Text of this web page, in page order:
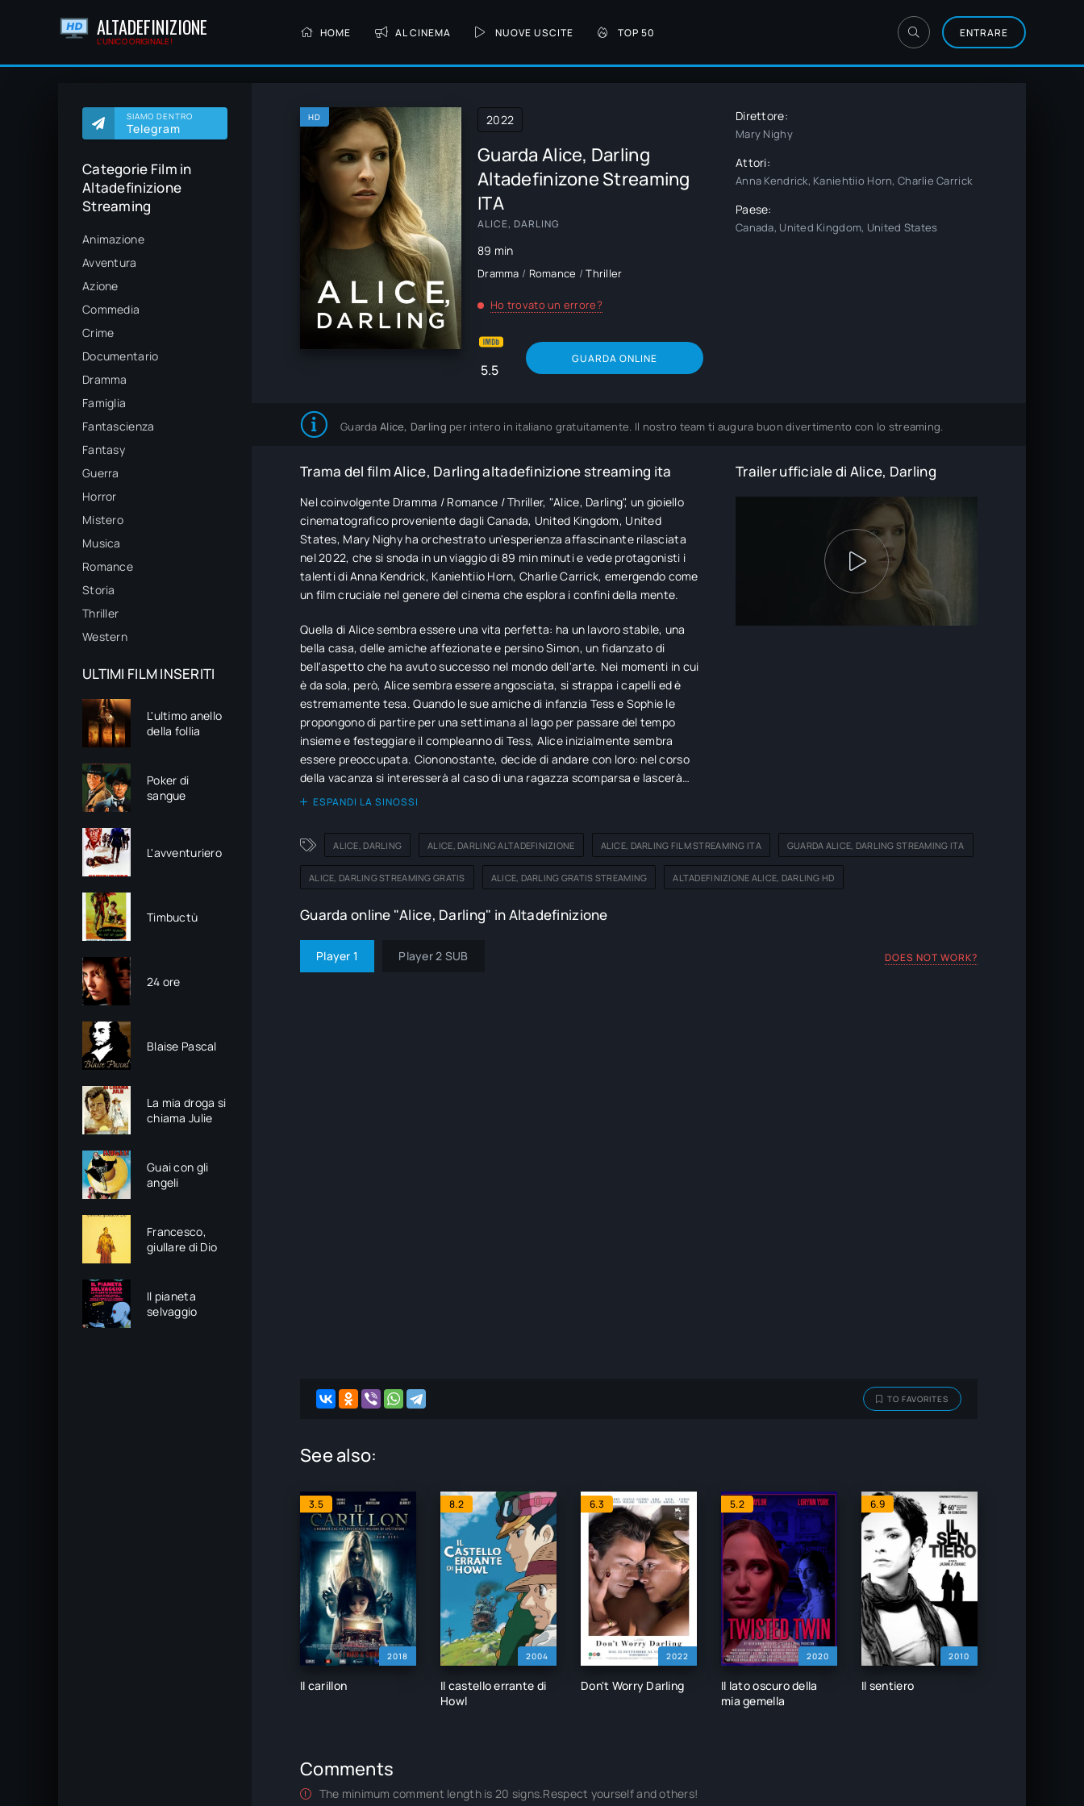
ALTADEFINIZIONE
L'UNICO ORIGINALE!
HOME AL CINEMA NUOVE USCITE TOP 50 ENTRARE
SIAMO DENTRO
Telegram
Categorie Film in
Altadefinizione
Streaming
Animazione
Avventura
Azione
Commedia
Crime
Documentario
Dramma
Famiglia
Fantascienza
Fantasy
Guerra
Horror
Mistero
Musica
Romance
Storia
Thriller
Western
ULTIMI FILM INSERITI
L'ultimo anello
della follia
Poker di
sangue
L'avventuriero
Timbuctù
24 ore
Blaise Pascal
La mia droga si
chiama Julie
Guai con gli
angeli
Francesco,
giullare di Dio
Il pianeta
selvaggio
HD
Guarda Alice, Darling
Altadefinizone Streaming
ITA
ALICE, DARLING
89 min
Dramma / Romance /Thriller
2022
Ho trovato un errore?
5.5
GUARDA ONLINE
Direttore:
Mary Nighy
Attori:
Anna Kendrick, Kaniehtiio Horn, Charlie Carrick
Paese:
Canada, United Kingdom, United States
Guarda Alice, Darling per intero in italiano gratuitamente. Il nostro team ti augura buon divertimento con lo streaming.
Trama del film Alice, Darling altadefinizione streaming ita
Nel coinvolgente Dramma / Romance / Thriller, "Alice, Darling", un gioiello
cinematografico proveniente dagli Canada, United Kingdom, United
States, Mary Nighy ha orchestrato un'esperienza affascinante rilasciata
nel 2022, che si snoda in un viaggio di 89 min minuti e vede protagonisti i
talenti di Anna Kendrick, Kaniehtiio Horn, Charlie Carrick, emergendo come
un film cruciale nel genere del cinema che esplora i confini della mente.
Quella di Alice sembra essere una vita perfetta: ha un lavoro stabile, una
bella casa, delle amiche affezionate e persino Simon, un fidanzato di
bell'aspetto che ha avuto successo nel mondo dell'arte. Nei momenti in cui
è da sola, però, Alice sembra essere angosciata, si strappa i capelli ed è
estremamente tesa. Quando le sue amiche di infanzia Tess e Sophie le
propongono di partire per una settimana al lago per passare del tempo
insieme e festeggiare il compleanno di Tess, Alice inizialmente sembra
essere preoccupata. Ciononostante, decide di andare con loro: nel corso
della vacanza si interesserà al caso di una ragazza scomparsa e lascerà
emergere alcuni segreti riguardo alla sua relazione con Simon.
ESPANDI LA SINOSSI
Trailer ufficiale di Alice, Darling
ALICE, DARLING ALICE, DARLING ALTADEFINIZIONE ALICE, DARLING FILM STREAMING ITA GUARDA ALICE, DARLING STREAMING ITA
ALICE, DARLING STREAMING GRATIS ALICE, DARLING GRATIS STREAMING ALTADEFINIZIONE ALICE, DARLING HD
Guarda online "Alice, Darling" in Altadefinizione
Player 1 Player 2 SUB DOES NOT WORK?
TO FAVORITES
See also:
2018
3.5
Il carillon
2004
8.2
Il castello errante di
Howl
2022
6.3
Don't Worry Darling
2020
5.2
Il lato oscuro della
mia gemella
2010
6.9
Il sentiero
Comments
The minimum comment length is 20 signs.Respect yourself and others!